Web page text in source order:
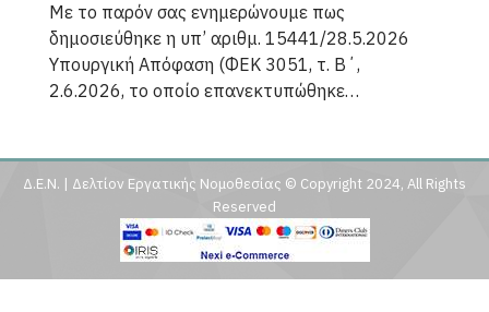
Με το παρόν σας ενημερώνουμε πως
δημοσιεύθηκε η υπ’ αριθμ. 15441/28.5.2026
Υπουργική Απόφαση (ΦΕΚ 3051, τ. Β΄,
2.6.2026, το οποίο επανεκτυπώθηκε…
Δ.Ε.Ν. | Δελτίον Εργατικής Νομοθεσίας © Copyright 2024, All Rights
Reserved